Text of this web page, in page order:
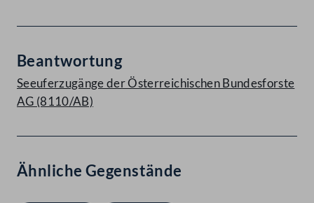
Beantwortung
Seeuferzugänge der Österreichischen Bundesforste
AG (8110/AB)
Ähnliche Gegenstände